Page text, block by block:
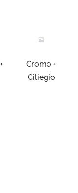
Cromo +
Ciliegio